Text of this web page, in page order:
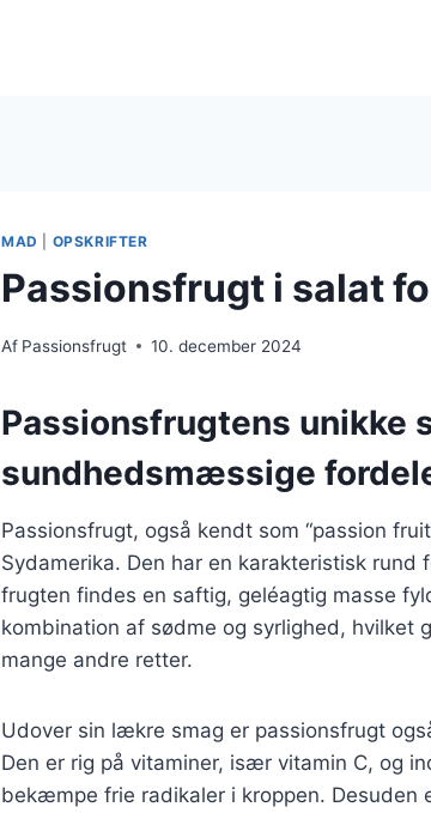
MAD OPSKRIFTER
Passionsfrugt i salat
Af Passionsfrugt 10. december 2024
Passionsfrugtens unikke
sundhedsmæssige
Passionsfrugt, også kendt som “passion
Sydamerika. Den har en karakteristisk rund
frugten findes en saftig, geléagtig masse
kombination af sødme og syrlighed, hvilket
mange andre retter.
Udover sin lækre smag er passionsfrugt
Den er rig på vitaminer, især vitamin C, og
bekæmpe frie radikaler i kroppen.